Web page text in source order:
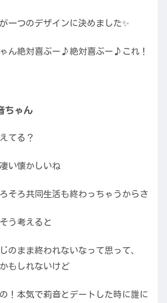
一つのデザインに決めました✨
ゃん絶対喜ぶー♪絶対喜ぶー♪これ！
ちゃん
てる？
い懐かしいね
ろそろ共同生活も終わっちゃうからさ
う考えると
のまま終われないなって思って、
もしれないけど
！本気で莉音とデートした時に誰に